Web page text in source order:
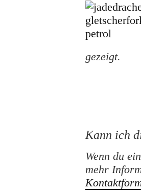
gezeigt.
Kann ich
Wenn du
mehr